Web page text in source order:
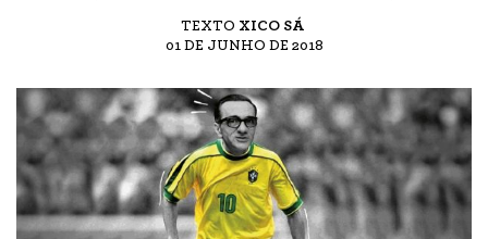
TEXTO XICO SÁ
01 DE JUNHO DE 2018